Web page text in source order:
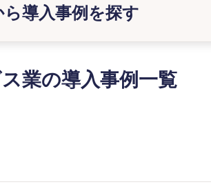
導入事例を探す
業の導入事例一覧